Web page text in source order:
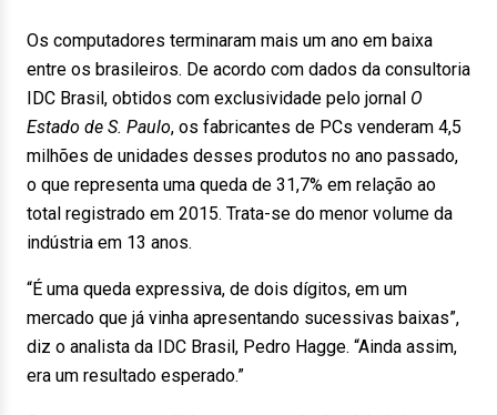
Os computadores terminaram mais um ano em baixa
entre os brasileiros. De acordo com dados da consultoria
IDC Brasil, obtidos com exclusividade pelo jornal O
Estado de S. Paulo, os fabricantes de PCs venderam 4,5
milhões de unidades desses produtos no ano passado,
o que representa uma queda de 31,7% em relação ao
total registrado em 2015. Trata-se do menor volume da
indústria em 13 anos.
“É uma queda expressiva, de dois dígitos, em um
mercado que já vinha apresentando sucessivas baixas”,
diz o analista da IDC Brasil, Pedro Hagge. “Ainda assim,
era um resultado esperado.”